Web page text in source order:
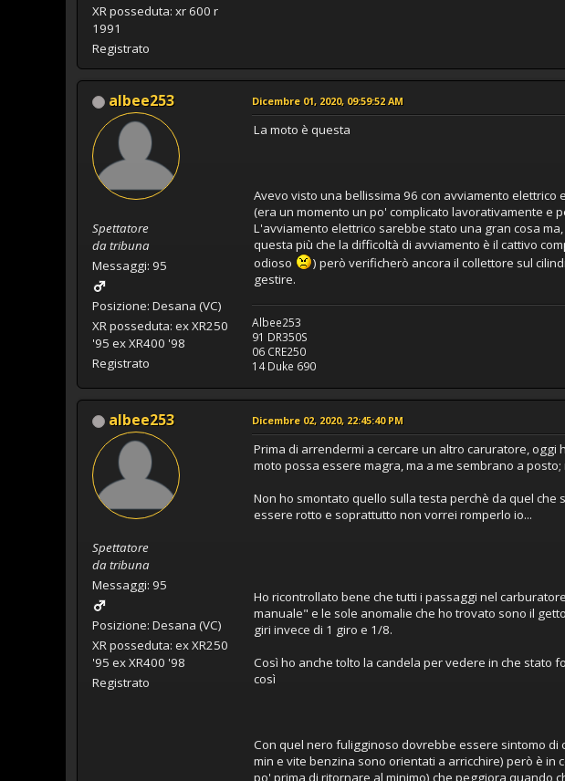
XR posseduta: xr 600 r
1991
Registrato
albee253
Spettatore
da tribuna
Messaggi: 95
Posizione: Desana (VC)
XR posseduta: ex XR250
'95 ex XR400 '98
Registrato
Dicembre 01, 2020, 09:59:52 AM
La moto è questa
Avevo visto una bellissima 96 con avviamento
(era un momento un po' complicato lavorativamente e
L'avviamento elettrico sarebbe stato una gran cosa
questa più che la difficoltà di avviamento è il cattivo
odioso
) però verificherò ancora il collettore sul
gestire.
Albee253
91 DR350S
06 CRE250
14 Duke 690
albee253
Spettatore
da tribuna
Messaggi: 95
Posizione: Desana (VC)
XR posseduta: ex XR250
'95 ex XR400 '98
Registrato
Dicembre 02, 2020, 22:45:40 PM
Prima di arrendermi a cercare un altro caruratore,
moto possa essere magra, ma a me sembrano a
Non ho smontato quello sulla testa perchè da quel
essere rotto e soprattutto non vorrei romperlo io...
Ho ricontrollato bene che tutti i passaggi nel
manuale" e le sole anomalie che ho trovato sono il
giri invece di 1 giro e 1/8.
Così ho anche tolto la candela per vedere in che stato
così
Con quel nero fuligginoso dovrebbe essere sintomo
min e vite benzina sono orientati a arricchire) però è in
po' prima di ritornare al minimo) che peggiora quando